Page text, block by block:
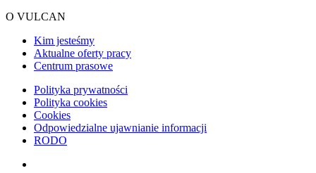
O VULCAN
Kim jesteśmy
Aktualne oferty pracy
Centrum prasowe
Polityka prywatności
Polityka cookies
Cookies
Odpowiedzialne ujawnianie informacji
RODO